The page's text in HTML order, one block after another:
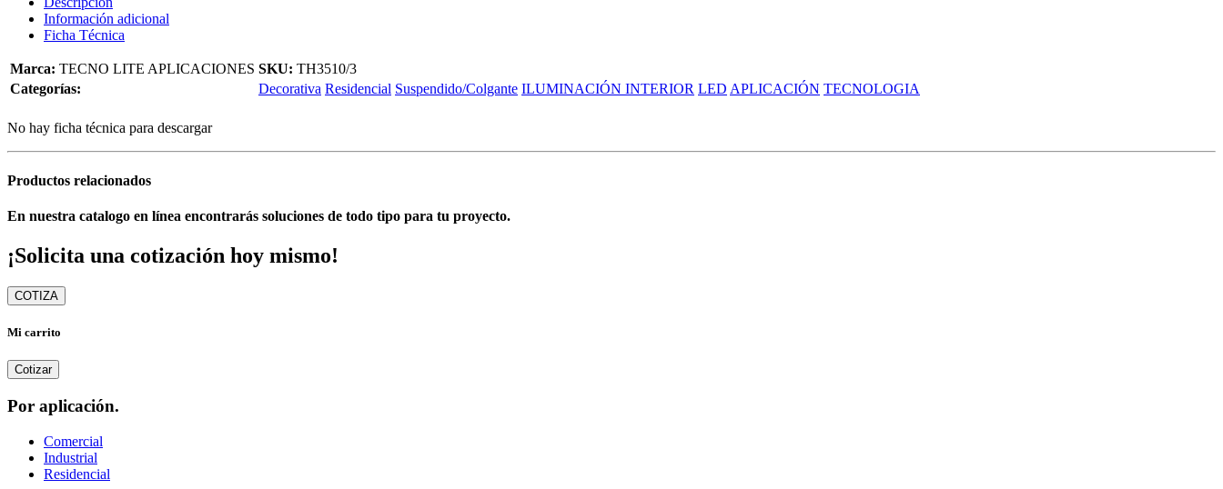
Información adicional
Ficha Técnica
Marca: TECNO LITE APLICACIONES SKU: TH3510/3
Categorías:
Decorativa Residencial Suspendido/Colgante ILUMINACIÓN INTERIOR LED APLICACIÓN TECNOLOGIA
No hay ficha técnica para descargar
Productos relacionados
En nuestra catalogo en línea encontrarás soluciones de todo tipo para tu proyecto.
¡Solicita una cotización hoy mismo!
COTIZA
Mi carrito
Cotizar
Por aplicación.
Comercial
Industrial
Residencial